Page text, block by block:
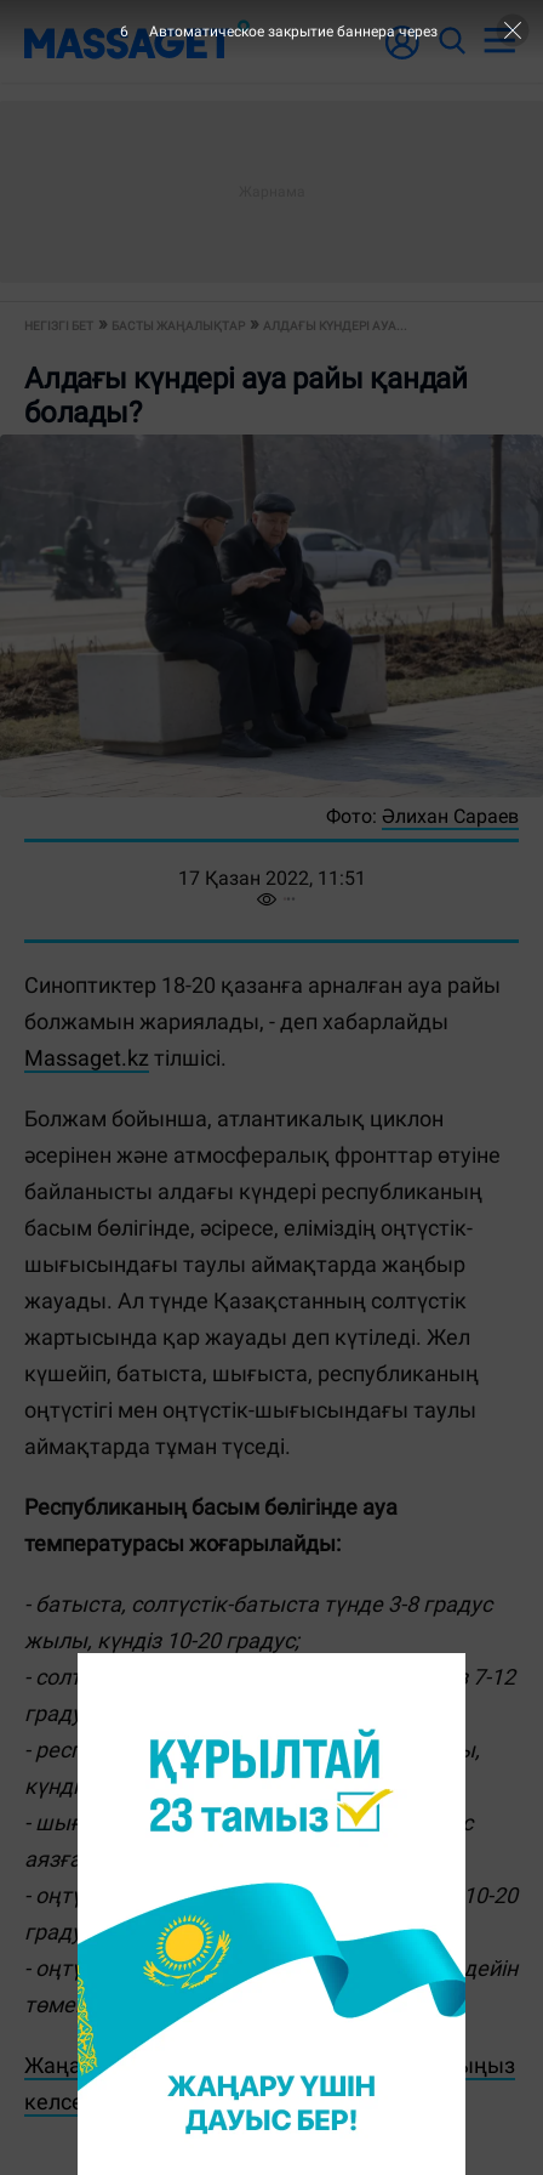
НЕГІЗГІ БЕТ БАСТЫ ЖАҢАЛЫҚТАР АЛДАҒЫ КҮНДЕРІ АУА...
Алдағы күндері ауа райы қандай
болады?
Фото: Әлихан Сараев
17 Қазан 2022, 11:51
Синоптиктер 18-20 қазанға арналған ауа райы
болжамын жариялады, - деп хабарлайды
Massaget.kz тілшісі.
Болжам бойынша, атлантикалық циклон
әсерінен және атмосфералық фронттар өтуіне
байланысты алдағы күндері республиканың
басым бөлігінде, әсіресе, еліміздің оңтүстік-
шығысындағы таулы аймақтарда жаңбыр
жауады. Ал түнде Қазақстанның солтүстік
жартысында қар жауады деп күтіледі. Жел
күшейіп, батыста, шығыста, республиканың
оңтүстігі мен оңтүстік-шығысындағы таулы
аймақтарда тұман түседі.
Республиканың басым бөлігінде ауа
температурасы жоғарылайды:
- батыста, солтүстік-батыста түнде 3-8 градус
жылы, күндіз 10-20 градус;
- солтүстікте түнде 2-7 градус жылы, күндіз 7-12
градус;
- республика орталығында 3-8 градус жылы,
күндіз 5-19 градус;
- шығыста түнде 5 градус аяздан 0-8 градус
аязға дейін ауытқиды, күндіз 5-13 градус;
- оңтүстікте түнде 2-7 градус жылы, күндіз 10-20
градус;
- оңтүстік-шығыста түнде 5-7 градус аязға дейін
төмендейді, күндіз 5-15 градус жылы.
Жаңалықтарды бәрінен бұрын біліп отырғыңыз
келсе, Telegram-арнамызға жазылыңыз!
6 Автоматическое закрытие баннера через